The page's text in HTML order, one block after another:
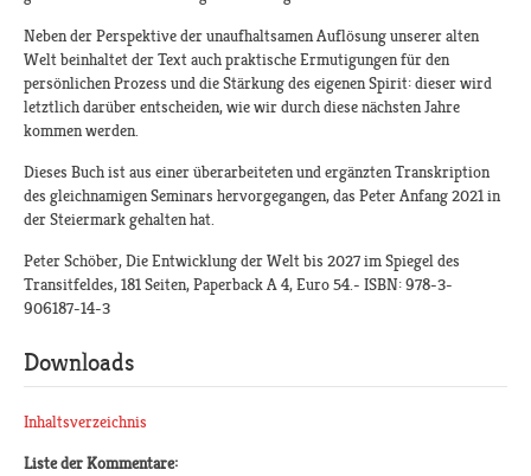
Neben der Perspektive der unaufhaltsamen Auflösung unserer alten
Welt beinhaltet der Text auch praktische Ermutigungen für den
persönlichen Prozess und die Stärkung des eigenen Spirit: dieser wird
letztlich darüber entscheiden, wie wir durch diese nächsten Jahre
kommen werden.
Dieses Buch ist aus einer überarbeiteten und ergänzten Transkription
des gleichnamigen Seminars hervorgegangen, das Peter Anfang 2021 in
der Steiermark gehalten hat.
Peter Schöber, Die Entwicklung der Welt bis 2027 im Spiegel des
Transitfeldes, 181 Seiten, Paperback A 4, Euro 54.- ISBN: 978-3-
906187-14-3
Downloads
Inhaltsverzeichnis
Liste der Kommentare: